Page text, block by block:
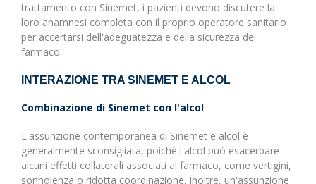
trattamento con Sinemet, i pazienti devono discutere la
loro anamnesi completa con il proprio operatore sanitario
per accertarsi dell'adeguatezza e della sicurezza del
farmaco.
INTERAZIONE TRA SINEMET E ALCOL
Combinazione di Sinemet con l'alcol
L'assunzione contemporanea di Sinemet e alcol è
generalmente sconsigliata, poiché l'alcol può esacerbare
alcuni effetti collaterali associati al farmaco, come vertigini,
sonnolenza o ridotta coordinazione. Inoltre, un'assunzione